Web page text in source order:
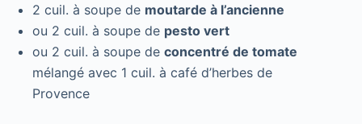
2 cuil. à soupe de moutarde à l’ancienne
ou 2 cuil. à soupe de pesto vert
ou 2 cuil. à soupe de concentré de tomate
mélangé avec 1 cuil. à café d’herbes de
Provence